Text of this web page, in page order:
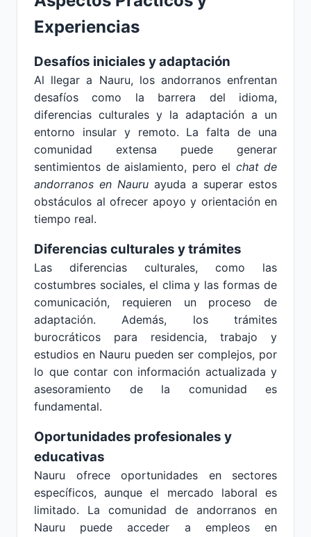
Experiencias
Desafíos iniciales y adaptación
Al llegar a Nauru, los andorranos enfrentan
desafíos como la barrera del idioma,
diferencias culturales y la adaptación a un
entorno insular y remoto. La falta de una
comunidad extensa puede generar
sentimientos de aislamiento, pero el chat de
andorranos en Nauru ayuda a superar estos
obstáculos al ofrecer apoyo y orientación en
tiempo real.
Diferencias culturales y trámites
Las diferencias culturales, como las
costumbres sociales, el clima y las formas de
comunicación, requieren un proceso de
adaptación. Además, los trámites
burocráticos para residencia, trabajo y
estudios en Nauru pueden ser complejos, por
lo que contar con información actualizada y
asesoramiento de la comunidad es
fundamental.
Oportunidades profesionales y
educativas
Nauru ofrece oportunidades en sectores
específicos, aunque el mercado laboral es
limitado. La comunidad de andorranos en
Nauru puede acceder a empleos en